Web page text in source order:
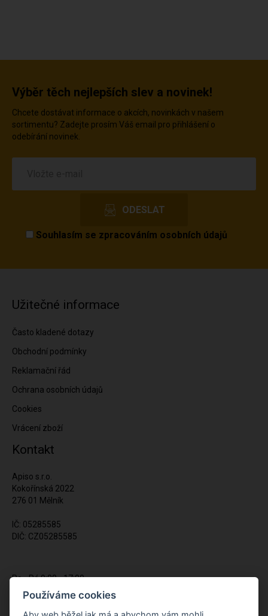
Výběr těch nejlepších slev a novinek!
Chcete dostávat informace o akcích, novinkách v našem
sortimentu? Zadejte prosím Váš email pro přihlášení o
odebírání novinek.
Souhlasím se zpracováním osobních údajů
Užitečné informace
Často kladené dotazy
Obchodní podmínky
Reklamační řád
Ochrana osobních údajů
Cookies
Vrácení zboží
Kontakt
Apiso s.r.o.
Kokořínská 2022
276 01 Mělník
IČ: 05285585
DIČ: CZ05285585
Po - Pá 9:00 - 17:00
(12:00 - 12:30 pauza)
Používáme cookies